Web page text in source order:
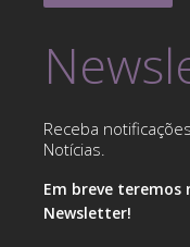
Receba
Notícias.
Em breve teremos
Newsletter!